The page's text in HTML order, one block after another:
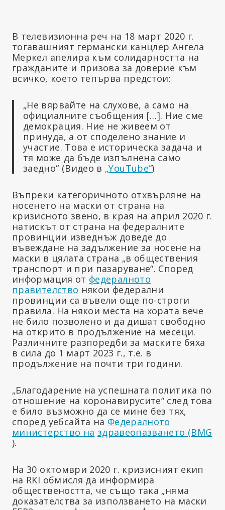
В телевизионна реч на 18 март 2020 г.
тогавашният германски канцлер Ангела
Меркел апелира към солидарността на
гражданите и призова за доверие към
всичко, което тепърва предстои:
„Не вярвайте на слухове, а само на
официалните съобщения […]. Ние сме
демокрация. Ние не живеем от
принуда, а от споделено знание и
участие. Това е историческа задача и
тя може да бъде изпълнена само
заедно“ (Видео в „YouTube“)
Въпреки категоричното отхвърляне на
носенето на маски от страна на
кризисното звено, в края на април 2020 г.
натискът от страна на федералните
провинции изведнъж доведе до
въвеждане на задължение за носене на
маски в цялата страна „в обществения
транспорт и при пазаруване“. Според
информация от федералното
правителство някои федерални
провинции са въвели още по-строги
правила. На някои места на хората вече
не било позволено и да дишат свободно
на открито в продължение на месеци.
Различните разпоредби за маските бяха
в сила до 1 март 2023 г., т.е. в
продължение на почти три години.
„Благодарение на успешната политика по
отношение на коронавирусите“ след това
е било възможно да се мине без тях,
според уебсайта на Федералното
министерство на здравеопазването (BMG
).
На 30 октомври 2020 г. кризисният екип
на RKI обмисля да информира
обществеността, че също така „няма
доказателства за използването на маски